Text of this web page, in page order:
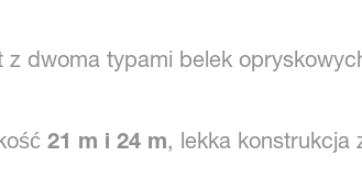
dwoma typami belek
21 m i 24 m, lekka konstrukcja